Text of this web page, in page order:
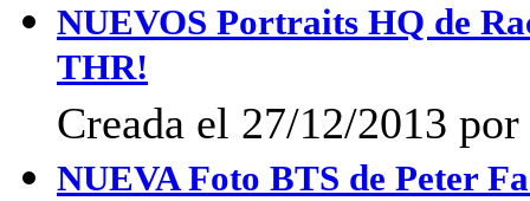
NUEVOS Portraits HQ de
THR!
Creada el 27/12/2013
NUEVA Foto BTS de Peter